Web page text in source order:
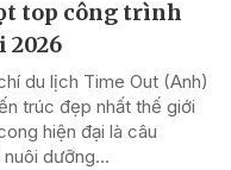
top công trình
2026
du lịch Time Out (Anh)
trúc đẹp nhất thế giới
hiện đại là câu
dưỡng...